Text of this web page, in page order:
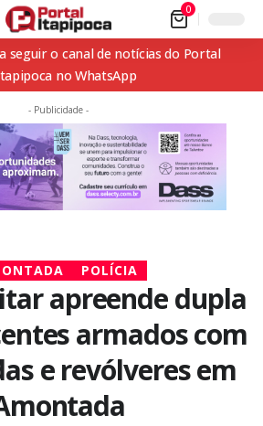
0
seguir o canal de notícias do Portal
no WhatsApp
- Publicidade -
POLÍCIA
apreende dupla
armados com
e revólveres em